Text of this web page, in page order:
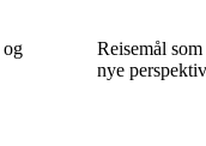
og
Reisemål
nye